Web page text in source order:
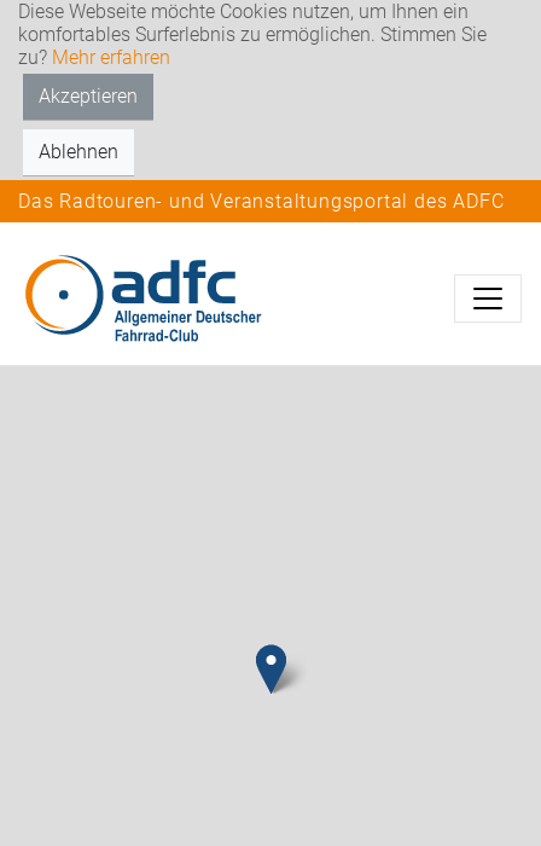
Diese Webseite möchte Cookies nutzen, um Ihnen ein
komfortables Surferlebnis zu ermöglichen. Stimmen Sie
zu? Mehr erfahren
Akzeptieren
Ablehnen
Das Radtouren- und Veranstaltungsportal des ADFC